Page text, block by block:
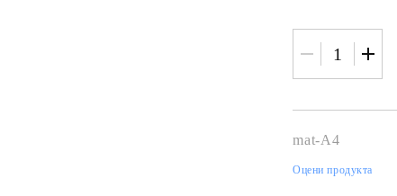
ХАРТИИ, ЗАГОТОВКИ ЗА
mat-A4
Оцени продукта